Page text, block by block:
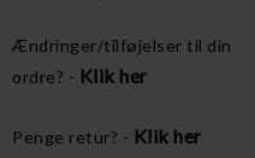
Ændringer/tilføjelser til din
ordre? - Klik her
Penge retur? - Klik her